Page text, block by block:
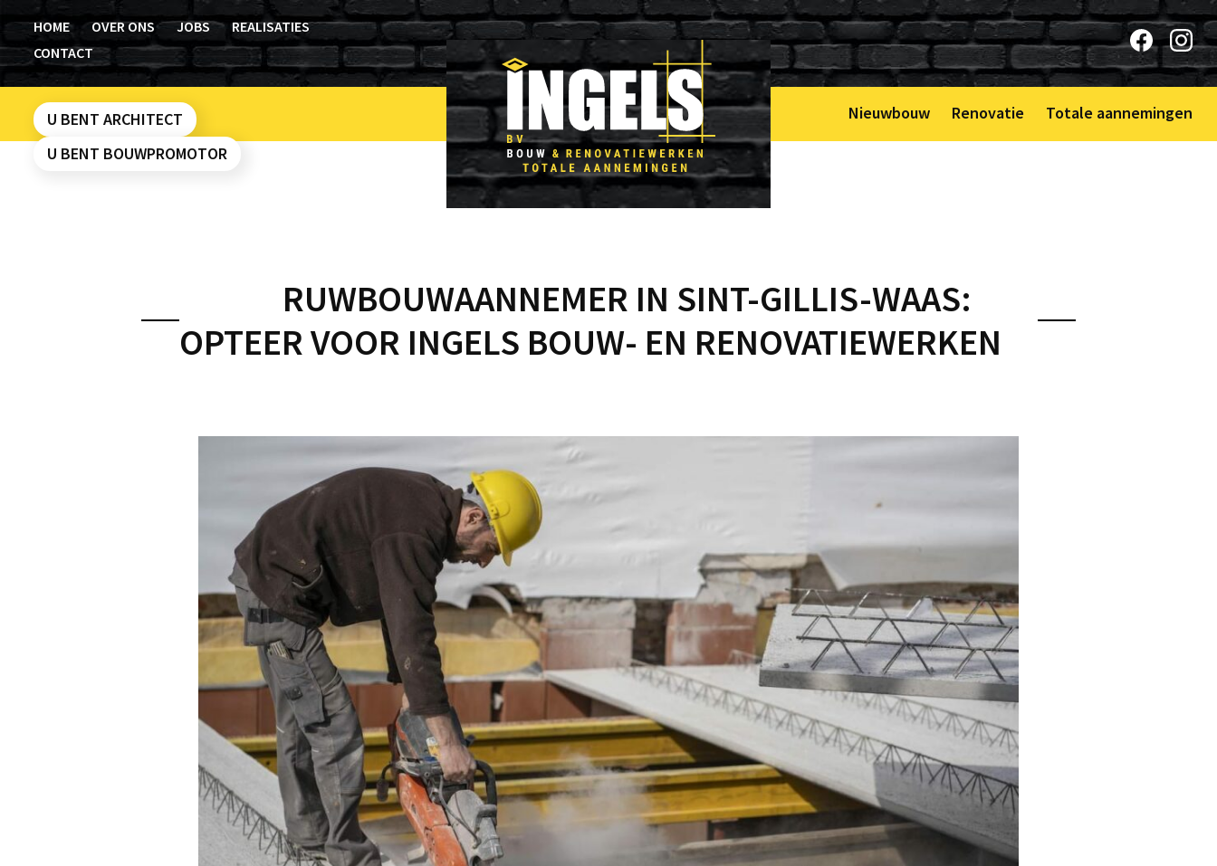
to
content
HOME OVER ONS JOBS
REALISATIES
CONTACT
U BENT ARCHITECT
U BENT BOUWPROMOTOR
Nieuwbouw Renovatie Totale aannemingen
RUWBOUWAANNEMER IN SINT-GILLIS-WAAS:
OPTEER VOOR INGELS BOUW- EN RENOVATIEWERKEN
Algemene voorwaarden
Contact
U bent bouwpromotor
Totale aannemingen